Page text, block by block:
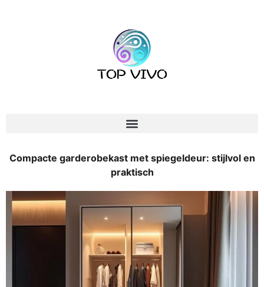
Compacte garderobekast met spiegeldeur: stijlvol en
praktisch